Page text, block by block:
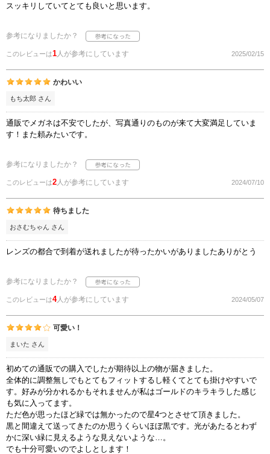
スッキリしていてとても良いと思います。
参考になりましたか？
このレビューは1 人が参考にしています 2025/02/15
かわいい
もち太郎 さん
通販でメガネは不安でしたが、写真通りのものが来て大変満足していま
す！また頼みたいです。
参考になりましたか？
このレビューは2 人が参考にしています 2024/07/10
待ちました
おさむちゃん さん
レンズの都合で到着が送れましたが待ったかいがありましたありがとう
参考になりましたか？
このレビューは4人が参考にしています 2024/05/07
可愛い！
まいた さん
初めての通販での購入でしたが期待以上の物が届きました。
全体的に調整無しでもとてもフィットするし軽くてとても掛けやすいで
す。好みが分かれるかもそれませんが私はゴールドのキラキラした感じ
も気に入ってます。
ただ色が思ったほど緑では無かったので星4つとさせて頂きました。
黒と間違えて送ってきたのか思うくらいほぼ黒です。光があたるとわず
かに深い緑に見えるような見えないような…。
でも十分可愛いのでよしとします！